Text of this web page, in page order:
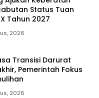
Status Tuan
Tahun 2027
2026
Transisi Darurat
Pemerintah Fokus
2026